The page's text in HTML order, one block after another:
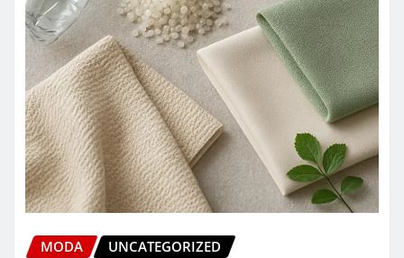
MODA UNCATEGORIZED